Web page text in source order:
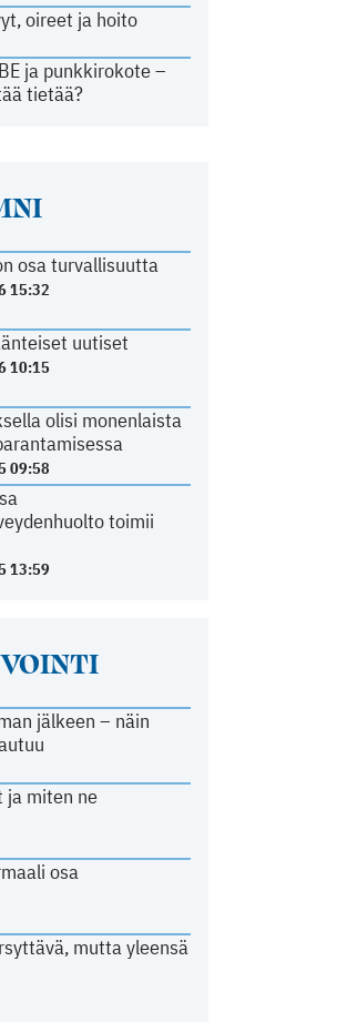
oireet ja hoito
ja punkkirokote –
tietää?
osa turvallisuutta
15:32
uutiset
10:15
olisi monenlaista
09:58
toimii
13:59
jälkeen – näin
ja miten ne
osa
mutta yleensä